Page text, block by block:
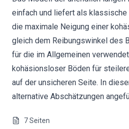
einfach und liefert als
die maximale Neigung einer
gleich dem Reibungswinkel des
für die im Allgemeinen
kohäsionsloser Böden für
auf der unsicheren Seite. In
alternative Abschätzungen
7Seiten